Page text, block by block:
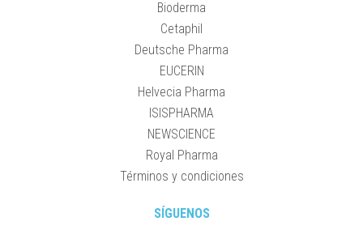
Bioderma
Cetaphil
Deutsche Pharma
EUCERIN
Helvecia Pharma
ISISPHARMA
NEWSCIENCE
Royal Pharma
Términos y condiciones
SÍGUENOS